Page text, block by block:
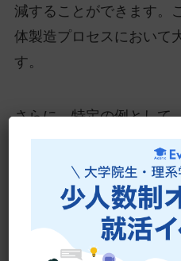
減することができます。
体製造プロセスにおいて
す。
さらに、特定の例として
により、製造ラインの
ことが可能になります。
間のウエハー運搬が容易
最適化が実現し、スペー
うことです。